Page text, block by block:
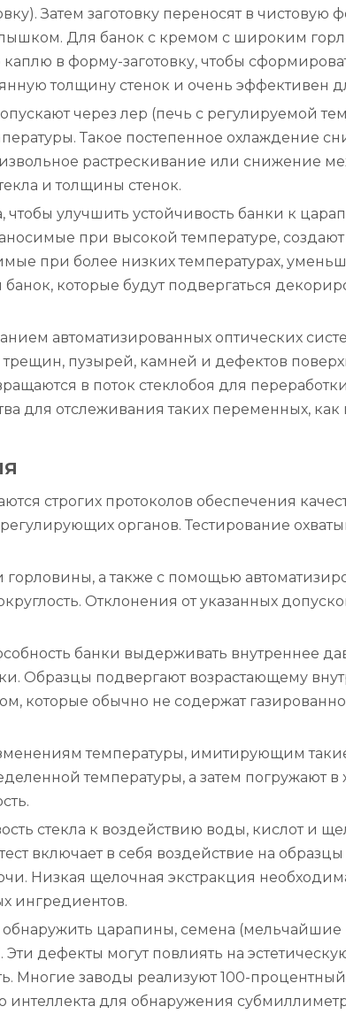
Затем заготовку переносят в
Для банок с кремом с широким
в форму-заготовку, чтобы
толщину стенок и очень эффективен
через лер (печь с регулируемой
Такое постепенное охлаждение
растрескивание или снижение
и толщины стенок.
улучшить устойчивость банки к
при высокой температуре,
при более низких температурах,
которые будут подвергаться
автоматизированных оптических
пузырей, камней и дефектов
в поток стеклобоя для
для отслеживания таких переменных,
строгих протоколов обеспечения
органов. Тестирование
а также с помощью
Отклонения от указанных
банки выдерживать внутреннее
Образцы подвергают возрастающему
обычно не содержат
температуры, имитирующим
температуры, а затем погружают в
стекла к воздействию воды, кислот и
включает в себя воздействие на
Низкая щелочная экстракция
ингредиентов.
царапины, семена
дефекты могут повлиять на
Многие заводы реализуют 100-
интеллекта для обнаружения